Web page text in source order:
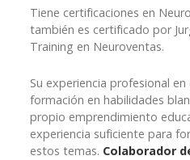
Tiene certificaciones en
también es certificado por
Training en Neuroventas.
Su experiencia profesional en
formación en habilidades
propio emprendimiento
experiencia suficiente para
estos temas. Colaborador